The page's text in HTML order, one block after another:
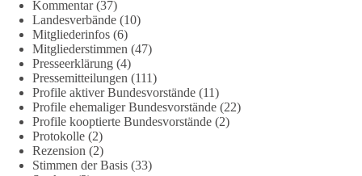
158 26 69
DieBasis
2 Tage(n) zuvor
🌍 Migration darf niemals zum politischen Druckmittel
werden.
Kommentar(37)
Landesverbände (10)
Mitgliederinfos (6)
Mitgliederstimmen (47)
Presseerklärung (4)
Pressemitteilungen (111)
Profile aktiver Bundesvorstände (11)
Profile ehemaliger Bundesvorstände (22)
Profile kooptierte Bundesvorstände (2)
Protokolle (2)
Rezension (2)
Stimmen der Basis (33)